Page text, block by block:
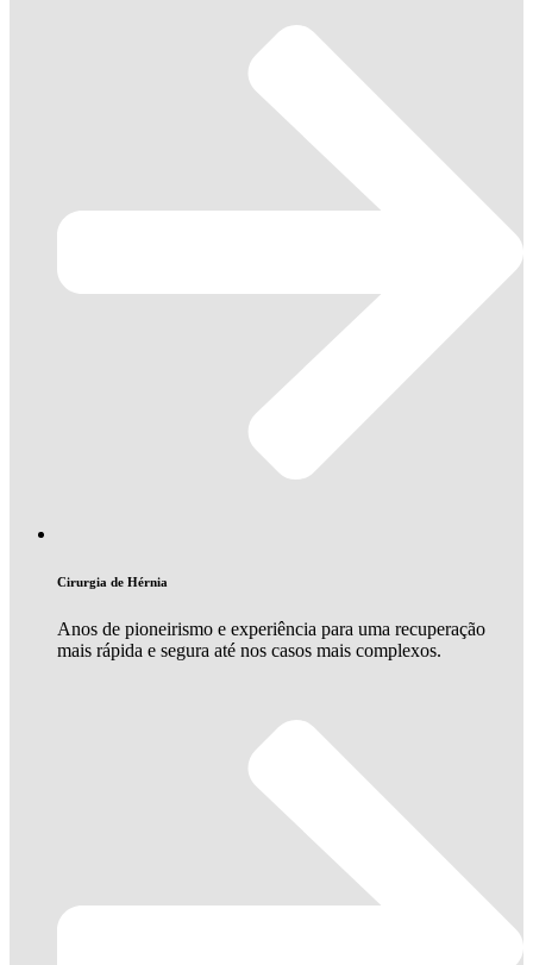
Cirurgia de Hérnia
Anos de pioneirismo e experiência para uma recuperação
mais rápida e segura até nos casos mais complexos.